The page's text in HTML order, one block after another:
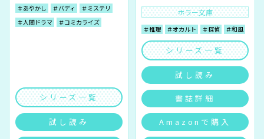
＃あやかし ＃バディ
＃ミステリ
＃人間ドラマ
＃コミカライズ
シリーズ一覧
試し読み
ホラー文庫
＃推理 ＃オカルト ＃探偵 ＃和風
シリーズ一覧
試し読み
書誌詳細
Amazonで購入